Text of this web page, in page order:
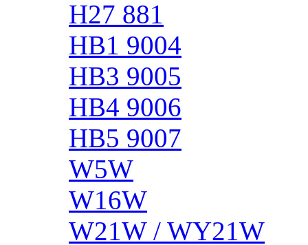
H27 881
HB1 9004
HB3 9005
HB4 9006
HB5 9007
W5W
W16W
W21W / WY21W